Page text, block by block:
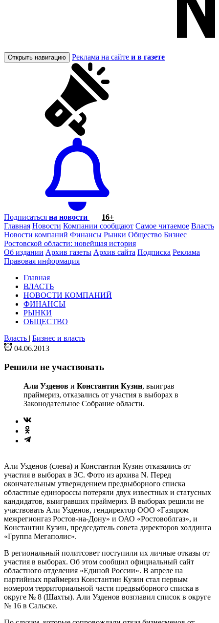
Открыть навигацию Реклама на сайте и в газете
Подписаться на новости
16+
Главная Новости Компании сообщают Самое читаемое Власть
Новости компаний Финансы Рынки Общество Бизнес
Ростовской области: новейшая история
Об издании Архив газеты Архив сайта Подписка Реклама
Правовая информация
Главная
ВЛАСТЬ
НОВОСТИ КОМПАНИЙ
ФИНАНСЫ
РЫНКИ
ОБЩЕСТВО
Власть | Бизнес и власть
04.06.2013
Решили не участвовать
Али Узденов и Константин Кузин, выиграв
праймериз, отказались от участия в выборах в
Законодательное Собрание области.
Али Узденов (слева) и Константин Кузин отказались от
участия в выборах в ЗС. Фото из архива N. Перед
окончательным утверждением предвыборного списка
областные единороссы потеряли двух известных и статусных
кандидатов, выигравших праймериз. В выборах решили не
участвовать Али Узденов, гендиректор ООО «Газпром
межрегионгаз Ростов-на-Дону» и ОАО «Ростовоблгаз», и
Константин Кузин, председатель совета директоров холдинга
«Группа Мегаполис».
В региональный политсовет поступили их личные отказы от
участия в выборах. Об этом сообщил официальный сайт
областного отделения «Единой России». В апреле на
партийных праймериз Константин Кузин стал первым
номером территориальной части предвыборного списка в
округе № 8 (Шахты). Али Узденов возглавил список в округе
№ 16 в Сальске.